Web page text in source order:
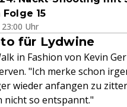
15
23:00 Uhr
für Lydwine
in Fashion von Kevin
"Ich merke schon
wieder anfangen zu
nicht so entspannt."